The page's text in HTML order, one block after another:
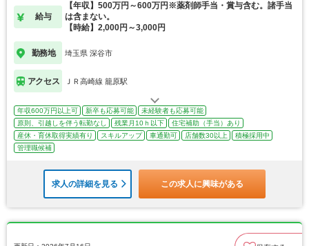
給与
【年収】500万円～600万円※薬剤師手当・賞与含む。諸手当
は含まない。
【時給】2,000円～3,000円
勤務地 埼玉県 深谷市
アクセス ＪＲ高崎線 籠原駅
年収600万円以上可 新卒も応募可能
未経験者も応募可能
原則、引越しを伴う転勤なし
残業月10ｈ以下
住宅補助（手当）あり
産休・育休取得実績有り
スキルアップ 車通勤可 店舗数30以上
積極採用中
管理職候補
求人の詳細を見る この求人に興味がある